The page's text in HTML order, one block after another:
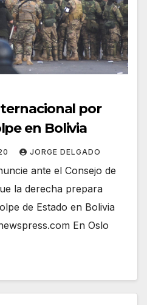
por
en Bolivia
JORGE DELGADO
ante el Consejo de
la derecha prepara
de Estado en Bolivia
En Oslo